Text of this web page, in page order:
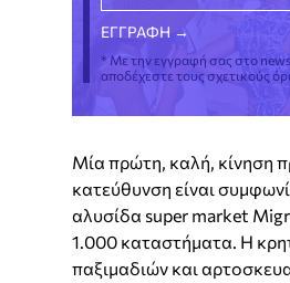
* Με την εγγραφή σας στο
αποδέχεστε τους σχετικούς
Μία πρώτη, καλή, κίνηση
κατεύθυνση είναι
αλυσίδα super market
1.000 καταστήματα. Η
παξιμαδιών και